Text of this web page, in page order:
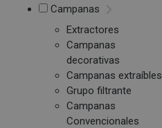
Campanas
Extractores
Campanas
decorativas
Campanas extraíbles
Grupo filtrante
Campanas
Convencionales